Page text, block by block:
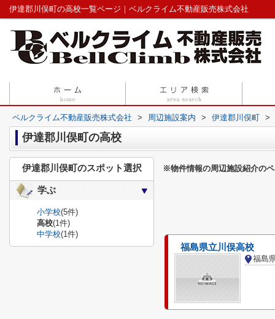
伊達郡川俣町の高校一覧ページ｜ベルクライム不動産販売株式会社
ベルクライム不動産販売株式会社 > 周辺施設案内 > 伊達郡川俣町 >
伊達郡川俣町の高校
※物件情報の周辺施設紹介の
福島県立川俣高校
伊達郡川俣町のスポット選択
学ぶ
小学校(5件)
高校(1件)
中学校(1件)